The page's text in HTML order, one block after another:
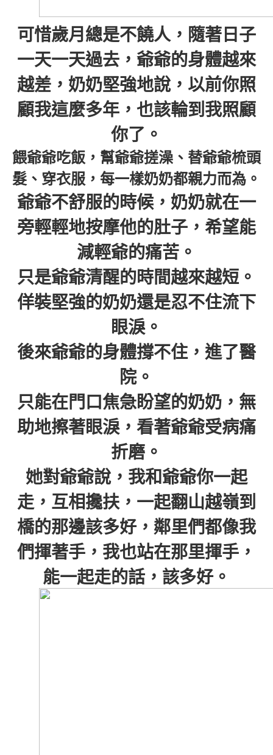
可惜歲月總是不饒人，隨著日子
一天一天過去，爺爺的身體越來
越差，奶奶堅強地說，以前你照
顧我這麼多年，也該輪到我照顧
你了。
餵爺爺吃飯，幫爺爺搓澡、替爺爺梳頭
髮、穿衣服，每一樣奶奶都親力而為。
爺爺不舒服的時候，奶奶就在一
旁輕輕地按摩他的肚子，希望能
減輕爺的痛苦。
只是爺爺清醒的時間越來越短。
佯裝堅強的奶奶還是忍不住流下
眼淚。
後來爺爺的身體撐不住，進了醫
院。
只能在門口焦急盼望的奶奶，無
助地擦著眼淚，看著爺爺受病痛
折磨。
她對爺爺說，我和爺爺你一起
走，互相攙扶，一起翻山越嶺到
橋的那邊該多好，鄰里們都像我
們揮著手，我也站在那里揮手，
能一起走的話，該多好。